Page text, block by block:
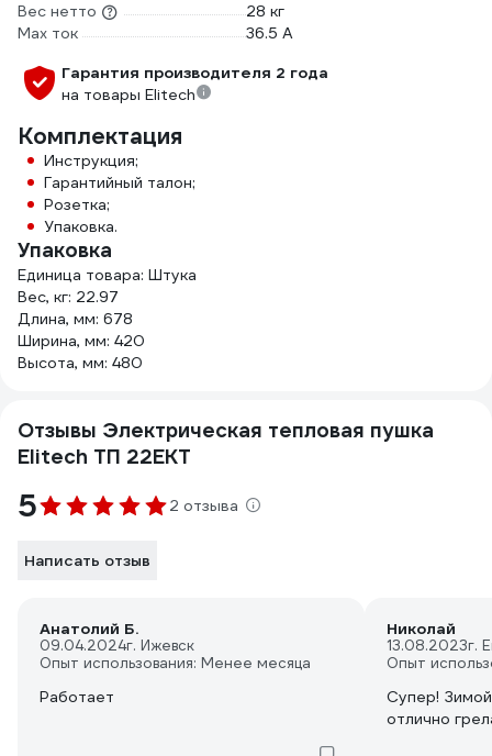
Вес нетто
28 кг
Max ток
36.5 А
Гарантия производителя 2 года
на товары Elitech
Комплектация
Инструкция;
Гарантийный талон;
Розетка;
Упаковка.
Упаковка
Единица товара: Штука
Вес, кг: 22.97
Длина, мм: 678
Ширина, мм: 420
Высота, мм: 480
Отзывы Электрическая тепловая пушка
Elitech ТП 22ЕКТ
5 2 отзыва
Написать отзыв
Анатолий Б.
09.04.2024г. Ижевск
Опыт использования: Менее месяца
Работает
Николай
13.08.2023г.
Опыт
Супер!
отлично